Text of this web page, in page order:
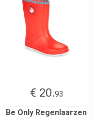
€ 20.93
Be Only Regenlaarzen